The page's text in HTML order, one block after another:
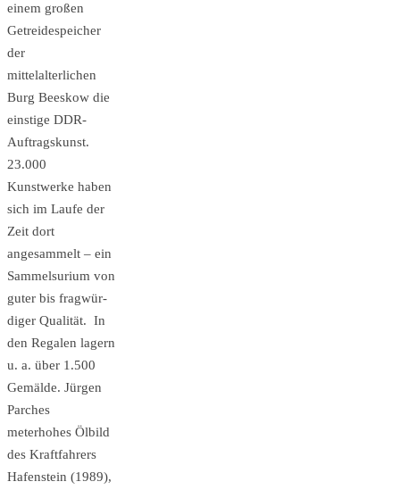
einem großen
Getreidespeicher
der
mittelalterlichen
Burg Beeskow die
einstige DDR-
Auftragskunst.
23.000
Kunstwerke haben
sich im Laufe der
Zeit dort
angesammelt – ein
Sammelsurium von
guter bis fragwür­
diger Qualität. In
den Regalen lagern
u. a. über 1.500
Gemälde. Jürgen
Parches
meterhohes Ölbild
des Kraftfahrers
Hafenstein (1989),